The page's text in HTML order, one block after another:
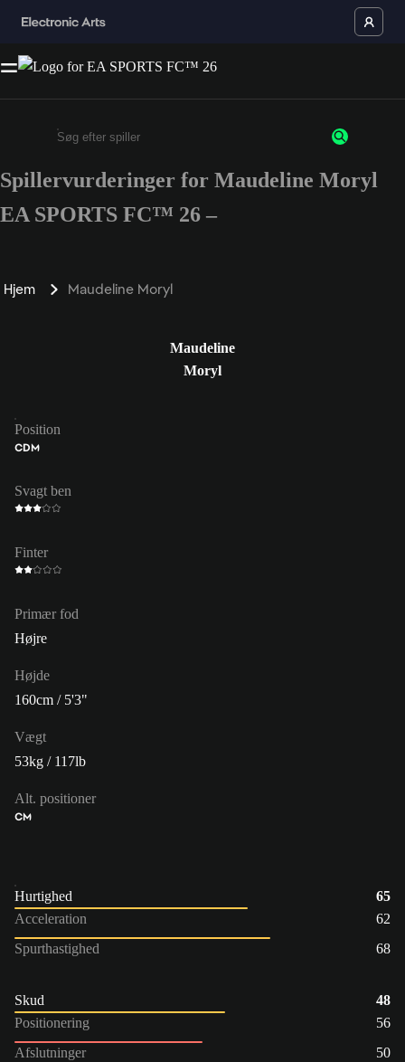
Enter a minimum of 3 characters or numbers
Spillervurderinger for Maudeline Moryl
EA SPORTS FC™ 26 –
Hjem Maudeline Moryl
Maudeline
Moryl
Position
CDM
Svagt ben
Finter
Primær fod
Højre
Højde
160cm / 5'3"
Vægt
53kg / 117lb
Alt. positioner
CM
Hurtighed
65
Acceleration
62
Spurthastighed
68
Skud
48
Positionering
56
Afslutninger
50